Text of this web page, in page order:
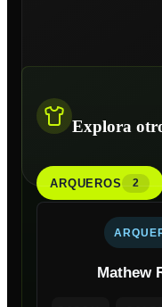
Explora
ARQUEROS 2
Mathew